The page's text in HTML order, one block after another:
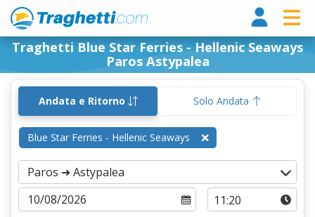
Traghetti Blue Star Ferries - Hellenic Seaways
Paros Astypalea
Andata e Ritorno Solo Andata
Blue Star Ferries - Hellenic Seaways